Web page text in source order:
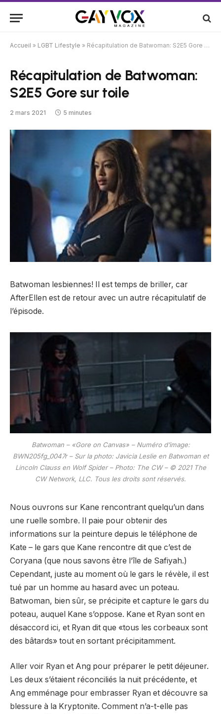
Accueil » LGBT Lifestyle » Récapitulation de Batwoman: S2E5 Gore sur toile
Récapitulation de Batwoman:
S2E5 Gore sur toile
2 mars 2021 5 minutes
Batwoman lesbiennes! Il est temps de briller, car
AfterEllen est de retour avec un autre récapitulatif de
l’épisode.
Batwoman – «Gore on Canvas» – Numéro d’image:
BWN205fg_0047r – Sur la photo: Javicia Leslie en Batwoman et
Lincoln Clauss en Wolf Spider – Photo: The CW – © 2021 The
CW Network, LLC. Tous les droits sont réservés.
Nous ouvrons sur Kane rencontrant quelqu’un dans
une ruelle sombre. Il paie pour obtenir des
informations sur la peinture depuis le téléphone de
Kate – le gars que Kane rencontre dit que c’est de
Coryana (que nous savons être l’île de Safiyah.)
Cependant, juste au moment où le gars le révèle, il est
tué par un homme au hasard avec un poteau.
Batwoman, bien sûr, se précipite et capture le gars du
poteau, auquel Kane s’oppose. Kane et Ryan sont en
désaccord ici, et Ryan dit que «tous les corbeaux sont
des bâtards» tout en sortant précipitamment.
Aller voir Ryan et Ang pour préparer le petit déjeuner.
Les deux s’étaient réconciliés la nuit précédente, et
Ang emménage pour embrasser Ryan et découvre sa
blessure à la Kryptonite. Comment n’a-t-elle pas